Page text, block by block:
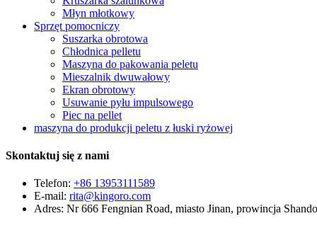
Młyn młotkowy
Sprzęt pomocniczy
Suszarka obrotowa
Chłodnica pelletu
Maszyna do pakowania peletu
Mieszalnik dwuwałowy
Ekran obrotowy
Usuwanie pyłu impulsowego
Piec na pellet
maszyna do produkcji peletu z łuski ryżowej
Skontaktuj się z nami
Telefon: +86 13953111589
E-mail: rita@kingoro.com
Adres: Nr 666 Fengnian Road, miasto Jinan, prowincja